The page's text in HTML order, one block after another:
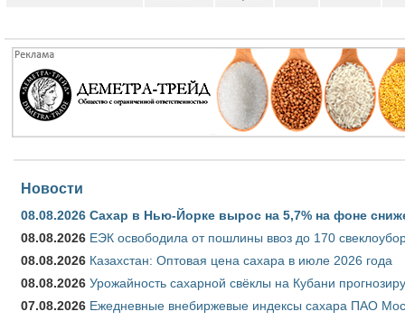
Новости
08.08.2026 Сахар в Нью-Йорке вырос на 5,7% на фоне
08.08.2026 ЕЭК освободила от пошлины ввоз до 170
08.08.2026 Казахстан: Оптовая цена сахара в июле 2026 года
08.08.2026 Урожайность сахарной свёклы на Кубани
07.08.2026 Ежедневные внебиржевые индексы сахара ПАО